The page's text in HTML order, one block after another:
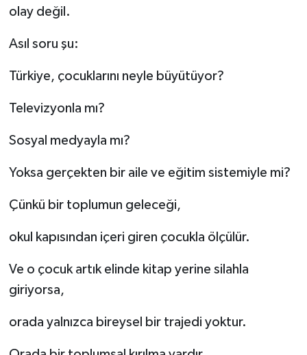
olay değil.
Asıl soru şu:
Türkiye, çocuklarını neyle büyütüyor?
Televizyonla mı?
Sosyal medyayla mı?
Yoksa gerçekten bir aile ve eğitim sistemiyle mi?
Çünkü bir toplumun geleceği,
okul kapısından içeri giren çocukla ölçülür.
Ve o çocuk artık elinde kitap yerine silahla
giriyorsa,
orada yalnızca bireysel bir trajedi yoktur.